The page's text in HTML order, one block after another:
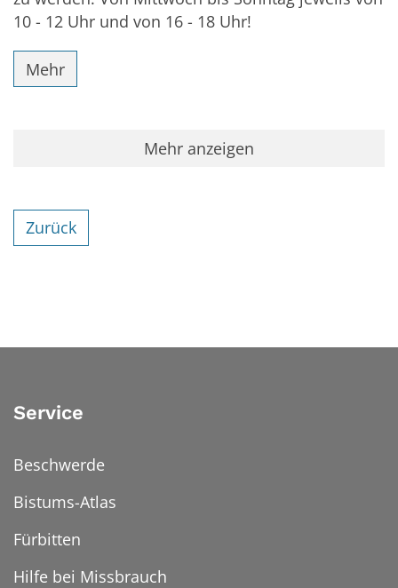
10 - 12 Uhr und von 16 - 18 Uhr!
Mehr
Mehr anzeigen
Zurück
Service
Beschwerde
Bistums-Atlas
Fürbitten
Hilfe bei Missbrauch